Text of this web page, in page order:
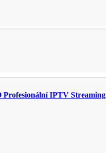
Profesionální IPTV